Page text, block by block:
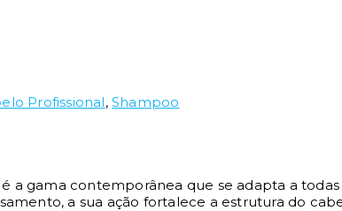
Profissional,Shampoo
é a gama contemporânea que se adapta a
a sua ação fortalece a estrutura do